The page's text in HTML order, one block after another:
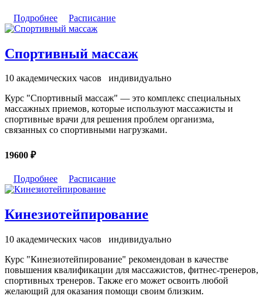
Подробнее Расписание
Спортивный массаж
10 академических часов
индивидуально
Курс "Спортивный массаж" — это комплекс специальных
массажных приемов, которые используют массажисты и
спортивные врачи для решения проблем организма,
связанных со спортивными нагрузками.
19600 ₽
Подробнее Расписание
Кинезиотейпирование
10 академических часов
индивидуально
Курс "Кинезиотейпирование" рекомендован в качестве
повышения квалификации для массажистов, фитнес-тренеров,
спортивных тренеров. Также его может освоить любой
желающий для оказания помощи своим близким.